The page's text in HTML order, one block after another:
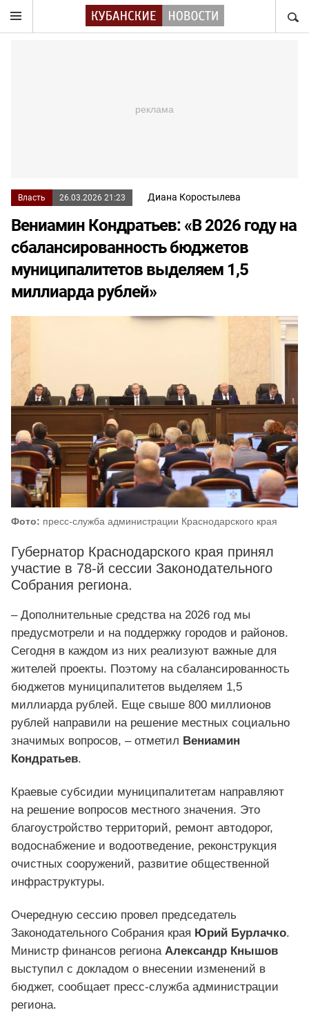
Власть 26.03.2026 21:23 Диана Коростылева
Вениамин Кондратьев: «В 2026 году на
сбалансированность бюджетов
муниципалитетов выделяем 1,5
миллиарда рублей»
Фото: пресс-служба администрации Краснодарского края
Губернатор Краснодарского края принял
участие в 78-й сессии Законодательного
Собрания региона.
– Дополнительные средства на 2026 год мы
предусмотрели и на поддержку городов и районов.
Сегодня в каждом из них реализуют важные для
жителей проекты. Поэтому на сбалансированность
бюджетов муниципалитетов выделяем 1,5
миллиарда рублей. Еще свыше 800 миллионов
рублей направили на решение местных социально
значимых вопросов, – отметил Вениамин
Кондратьев.
Краевые субсидии муниципалитетам направляют
на решение вопросов местного значения. Это
благоустройство территорий, ремонт автодорог,
водоснабжение и водоотведение, реконструкция
очистных сооружений, развитие общественной
инфраструктуры.
Очередную сессию провел председатель
Законодательного Собрания края Юрий Бурлачко.
Министр финансов региона Александр Кнышов
выступил с докладом о внесении изменений в
бюджет, сообщает пресс-служба администрации
региона.